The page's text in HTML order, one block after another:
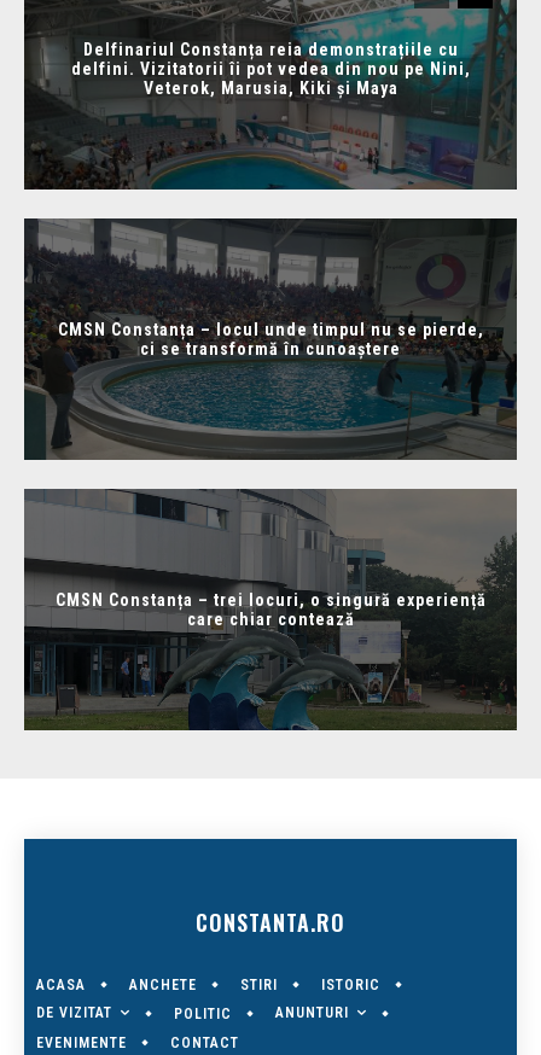
Delfinariul Constanța reia demonstrațiile cu
delfini. Vizitatorii îi pot vedea din nou pe Nini,
Veterok, Marusia, Kiki și Maya
CMSN Constanța – locul unde timpul nu se pierde,
ci se transformă în cunoaștere
CMSN Constanța – trei locuri, o singură experiență
care chiar contează
CONSTANTA.RO
ACASA ANCHETE STIRI
ISTORIC
DE VIZITAT
POLITIC
ANUNTURI
EVENIMENTE
CONTACT